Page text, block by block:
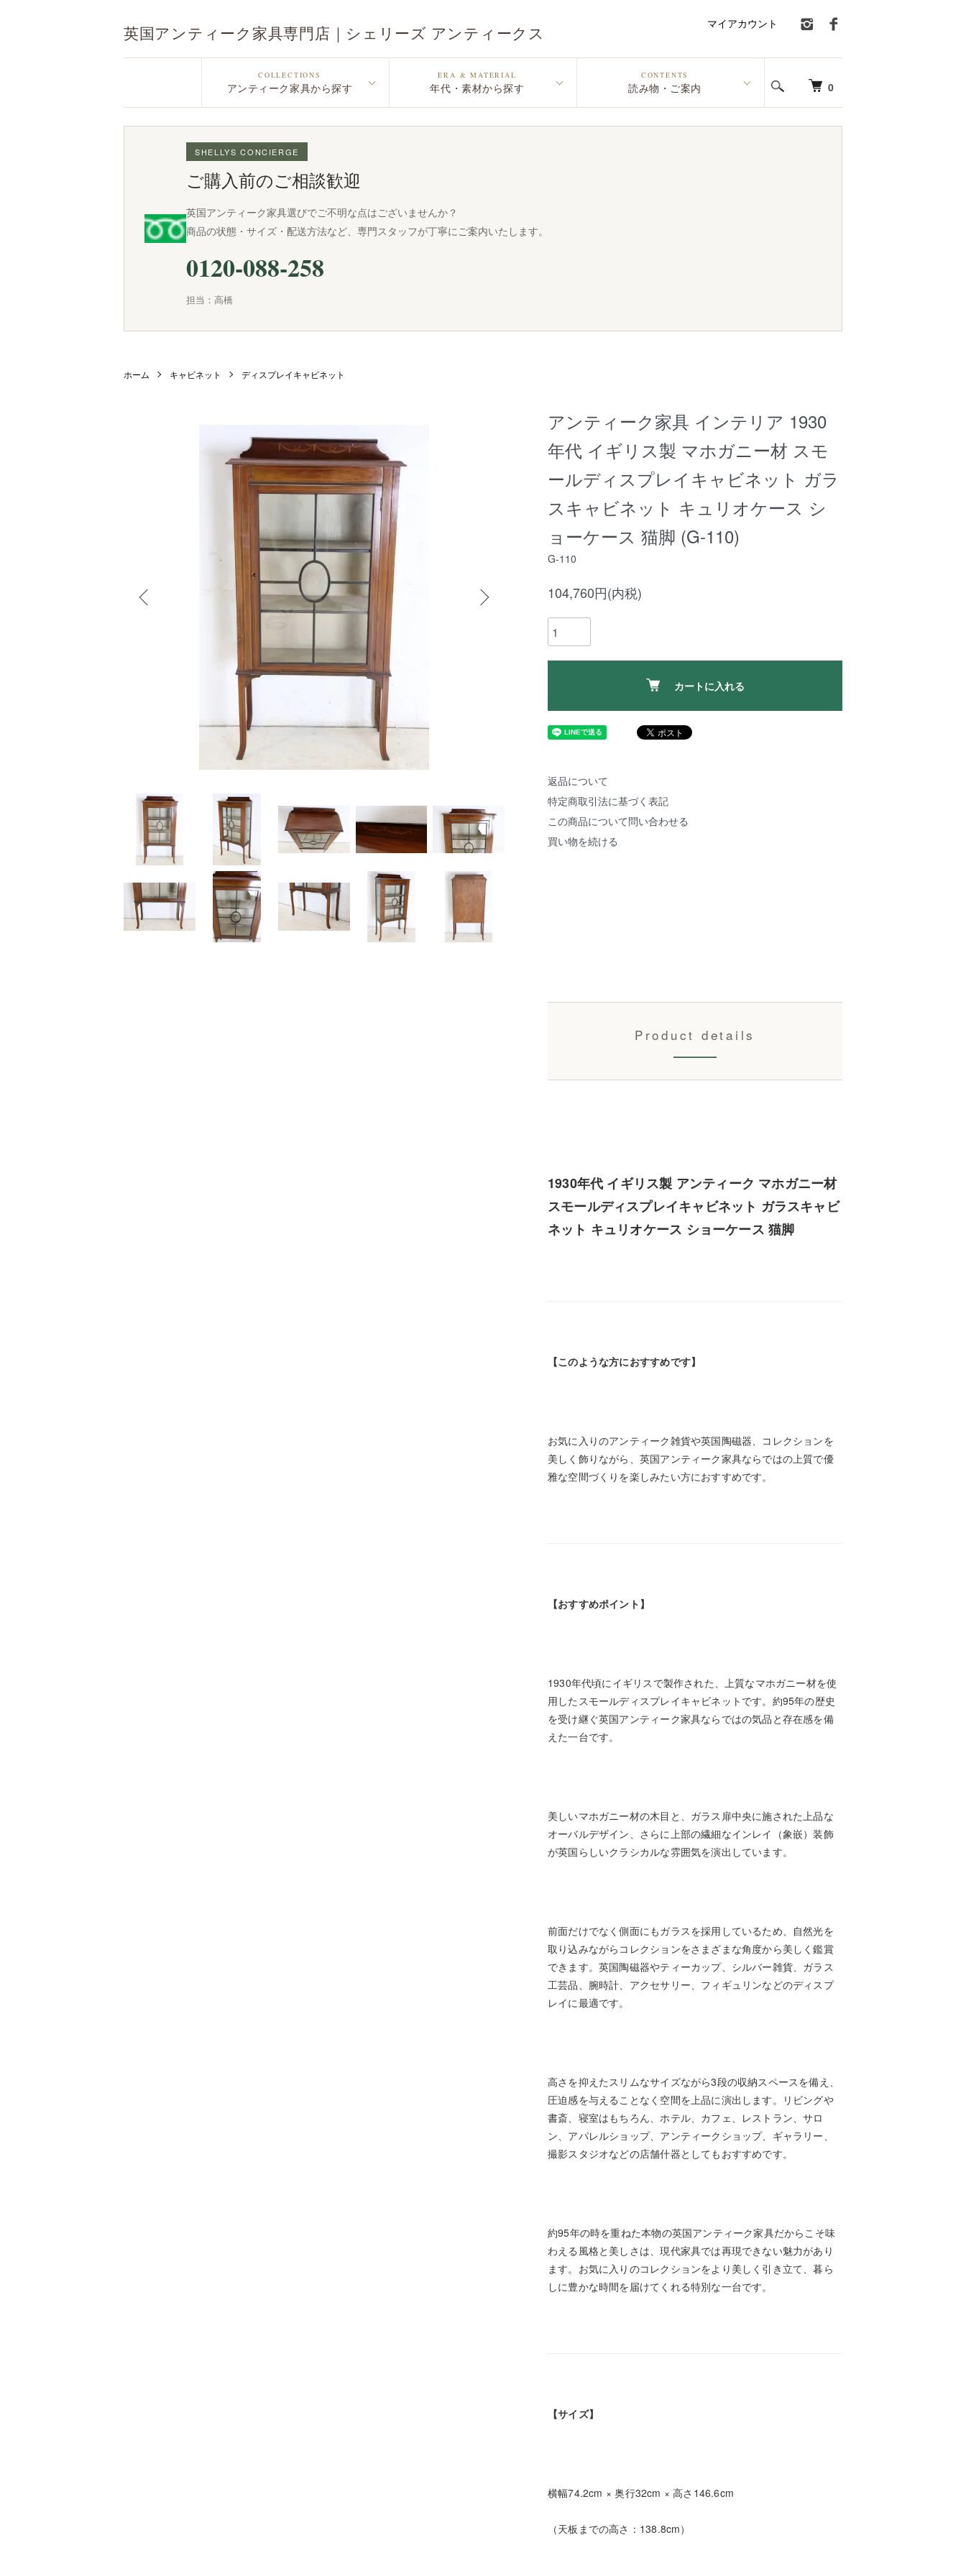
英国アンティーク家具専門店｜シェリーズ アンティークス
0
COLLECTIONS
アンティーク家具から探す
ERA & MATERIAL
年代・素材から探す
CONTENTS
読み物・ご案内
マイアカウント
SHELLYS CONCIERGE
ご購入前のご相談歓迎
英国アンティーク家具選びでご不明な点はございませんか？
商品の状態・サイズ・配送方法など、専門スタッフが丁寧にご案内いたします。
0120-088-258
担当：高橋
ホーム キャビネット ディスプレイキャビネット
アンティーク家具 インテリア 1930
年代 イギリス製 マホガニー材 スモ
ールディスプレイキャビネット ガラ
スキャビネット キュリオケース シ
ョーケース 猫脚 (G-110)
G-110
104,760円(内税)
カートに入れる
返品について
特定商取引法に基づく表記
この商品について問い合わせる
買い物を続ける
Product details
1930年代 イギリス製 アンティーク マホガニー材
スモールディスプレイキャビネット ガラスキャビ
ネット キュリオケース ショーケース 猫脚
【このような方におすすめです】
お気に入りのアンティーク雑貨や英国陶磁器、コレクションを
美しく飾りながら、英国アンティーク家具ならではの上質で優
雅な空間づくりを楽しみたい方におすすめです。
【おすすめポイント】
1930年代頃にイギリスで製作された、上質なマホガニー材を使
用したスモールディスプレイキャビネットです。約95年の歴史
を受け継ぐ英国アンティーク家具ならではの気品と存在感を備
えた一台です。
美しいマホガニー材の木目と、ガラス扉中央に施された上品な
オーバルデザイン、さらに上部の繊細なインレイ（象嵌）装飾
が英国らしいクラシカルな雰囲気を演出しています。
前面だけでなく側面にもガラスを採用しているため、自然光を
取り込みながらコレクションをさまざまな角度から美しく鑑賞
できます。英国陶磁器やティーカップ、シルバー雑貨、ガラス
工芸品、腕時計、アクセサリー、フィギュリンなどのディスプ
レイに最適です。
高さを抑えたスリムなサイズながら3段の収納スペースを備え、
圧迫感を与えることなく空間を上品に演出します。リビングや
書斎、寝室はもちろん、ホテル、カフェ、レストラン、サロ
ン、アパレルショップ、アンティークショップ、ギャラリー、
撮影スタジオなどの店舗什器としてもおすすめです。
約95年の時を重ねた本物の英国アンティーク家具だからこそ味
わえる風格と美しさは、現代家具では再現できない魅力があり
ます。お気に入りのコレクションをより美しく引き立て、暮ら
しに豊かな時間を届けてくれる特別な一台です。
【サイズ】
横幅74.2cm × 奥行32cm × 高さ146.6cm
（天板までの高さ：138.8cm）